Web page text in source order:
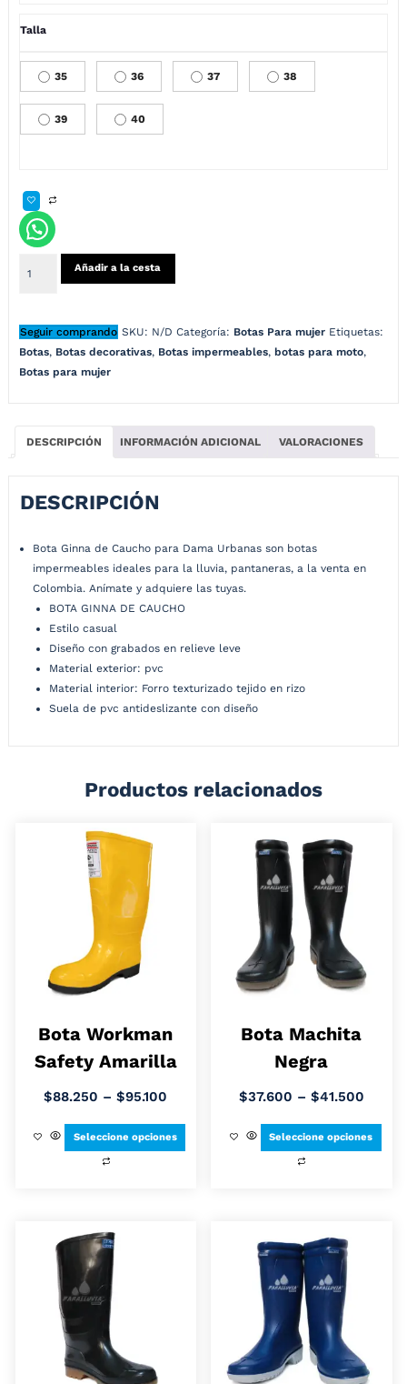
Talla
35 36 37 38
39 40
Añadir a la cesta
Seguir comprando SKU: N/D Categoría: Botas Para mujer Etiquetas:
Botas, Botas decorativas, Botas impermeables, botas para moto,
Botas para mujer
DESCRIPCIÓN INFORMACIÓN ADICIONAL VALORACIONES
DESCRIPCIÓN
Bota Ginna de Caucho para Dama Urbanas son botas
impermeables ideales para la lluvia, pantaneras, a la venta en
Colombia. Anímate y adquiere las tuyas.
BOTA GINNA DE CAUCHO
Estilo casual
Diseño con grabados en relieve leve
Material exterior: pvc
Material interior: Forro texturizado tejido en rizo
Suela de pvc antideslizante con diseño
Productos relacionados
Bota Workman
Safety Amarilla
$88.250 – $95.100
Seleccione opciones
Bota Machita
Negra
$37.600 – $41.500
Seleccione opciones